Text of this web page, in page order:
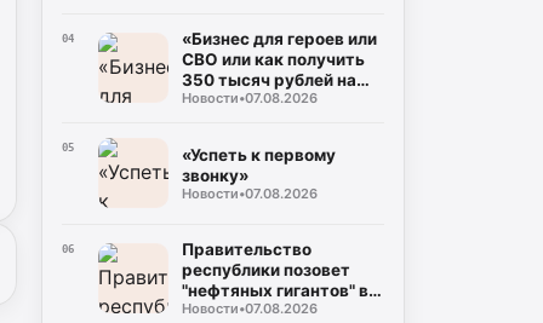
04
«Бизнес для героев или
СВО или как получить
350 тысяч рублей на
свое дело без справок о
Новости•07.08.2026
05
«Успеть к первому
звонку»
Новости•07.08.2026
06
Правительство
республики позовет
"нефтяных гигантов" в
регион
Новости•07.08.2026